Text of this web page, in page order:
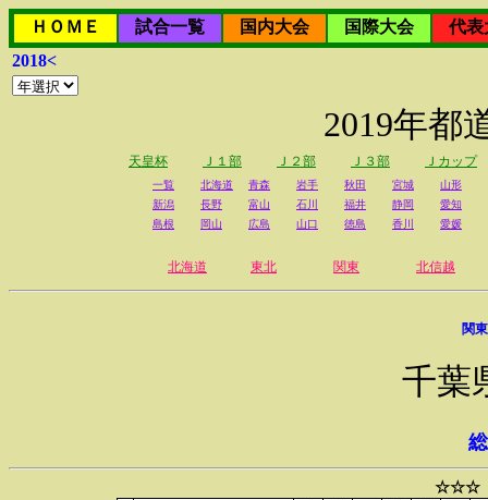
ＨＯＭＥ 試合一覧 国内大会 国際大会
代表
2018<
2019年都
天皇杯 Ｊ１部 Ｊ２部 Ｊ３部 Ｊカップ
一覧 北海道 青森 岩手 秋田 宮城
山形
新潟
長野 富山 石川 福井 静岡
愛知
島根
岡山 広島 山口 徳島 香川 愛媛
北海道 東北 関東 北信越
関
千葉
☆☆☆